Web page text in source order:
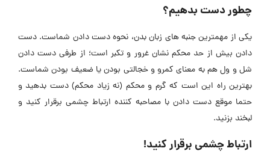
چطور دست بدهیم؟
یکی از مهمترین جنبه های زبان بدن، نحوه دست دادن شماست. دست
دادن بیش از حد محکم نشان غرور و تکبر است؛ از طرفی دست دادن
شل و ول هم به معنای کمرو و خجالتی بودن یا ضعیف بودن شماست.
بهترین راه این است که گرم و محکم (نه زیاد محکم) دست بدهید و
حتما موقع دست دادن با مصاحبه کننده ارتباط چشمی برقرار کنید و
لبخند بزنید.
ارتباط چشمی برقرار کنید!